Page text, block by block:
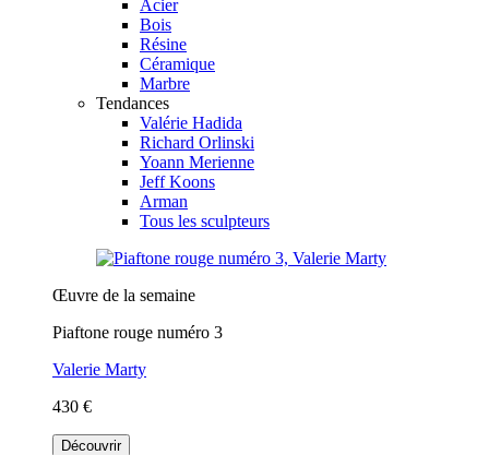
Acier
Bois
Résine
Céramique
Marbre
Tendances
Valérie Hadida
Richard Orlinski
Yoann Merienne
Jeff Koons
Arman
Tous les sculpteurs
Œuvre de la semaine
Piaftone rouge numéro 3
Valerie Marty
430 €
Découvrir